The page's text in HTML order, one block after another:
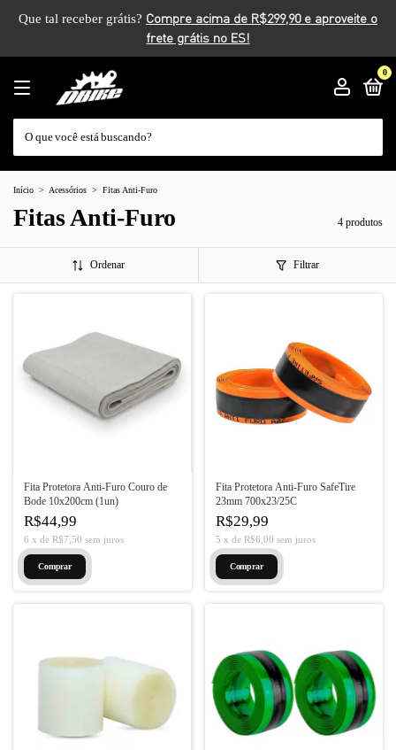
Que tal receber grátis?
0
Início > Acessórios > Fitas Anti-Furo
Fitas Anti-Furo 4 produtos
Ordenar Filtrar
Fita Protetora Anti-Furo Couro de
Bode 10x200cm (1un)
R$44,99
6 x de R$7,50 sem juros
Fita Protetora Anti-Furo SafeTire
23mm 700x23/25C
R$29,99
5 x de R$6,00 sem juros